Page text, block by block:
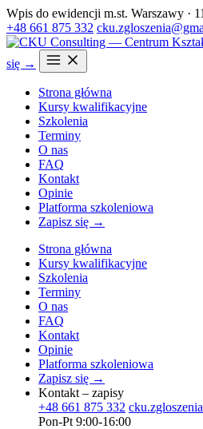
Wpis do ewidencji m.st. Warszawy ·
+48 661 875 332
się →
Strona główna
Kursy kwalifikacyjne
Szkolenia
Terminy
O nas
FAQ
Kontakt
Opinie
Platforma szkoleniowa
Zapisz się →
Strona główna
Kursy kwalifikacyjne
Szkolenia
Terminy
O nas
FAQ
Kontakt
Opinie
Platforma szkoleniowa
Zapisz się →
Kontakt – zapisy
+48 661 875 332
Pon-Pt 9:00-16:00